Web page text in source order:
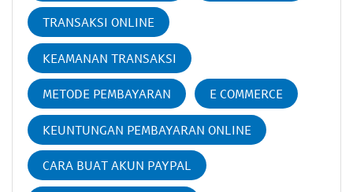
TRANSAKSI ONLINE
KEAMANAN TRANSAKSI
METODE PEMBAYARAN E COMMERCE
KEUNTUNGAN PEMBAYARAN ONLINE
CARA BUAT AKUN PAYPAL